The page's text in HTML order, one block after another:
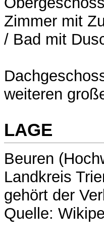
Zimmer mit
/ Bad mit
weiteren
LAGE
Beuren
Landkreis
gehört der
Quelle: